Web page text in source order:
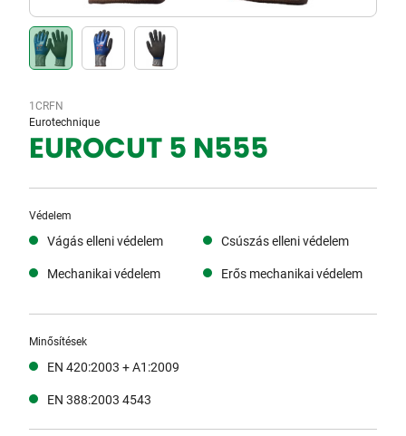
1CRFN
Eurotechnique
EUROCUT 5 N555
Védelem
Vágás elleni védelem
Csúszás elleni védelem
Mechanikai védelem
Erős mechanikai védelem
Minősítések
EN 420:2003 + A1:2009
EN 388:2003 4543